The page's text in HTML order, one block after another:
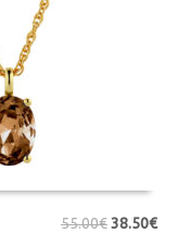
55.00€38.50€